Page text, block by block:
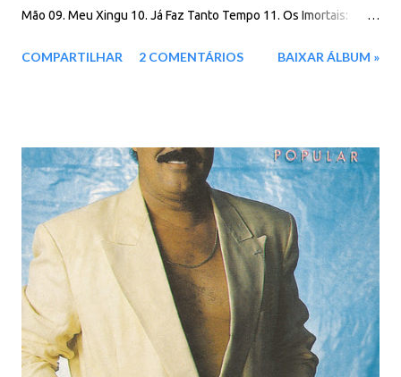
Mão 09. Meu Xingu 10. Já Faz Tanto Tempo 11. Os Imortais:
Me Diga Adeus / Lá Vem Salgueiro / Pois É / A Flor E O E
COMPARTILHAR 2 COMENTÁRIOS BAIXAR ÁLBUM »